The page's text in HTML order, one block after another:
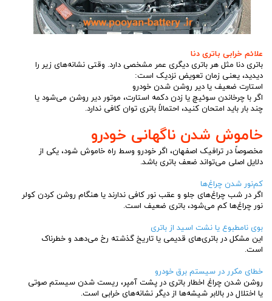
علائم خرابی باتری دنا
باتری دنا مثل هر باتری دیگری عمر مشخصی دارد. وقتی نشانه‌های زیر را
دیدید، یعنی زمان تعویض نزدیک است:
استارت ضعیف یا دیر روشن شدن خودرو
اگر با چرخاندن سوئیچ یا زدن دکمه استارت، موتور دیر روشن می‌شود یا
چند بار باید امتحان کنید، احتمالاً باتری توان کافی ندارد.
خاموش شدن ناگهانی خودرو
مخصوصاً در ترافیک اصفهان، اگر خودرو وسط راه خاموش شود، یکی از
دلایل اصلی می‌تواند ضعف باتری باشد.
کم‌نور شدن چراغ‌ها
اگر در شب چراغ‌های جلو و عقب نور کافی ندارند یا هنگام روشن کردن کولر
نور چراغ‌ها کم می‌شود، باتری ضعیف است.
بوی نامطبوع یا نشت اسید از باتری
این مشکل در باتری‌های قدیمی یا تاریخ گذشته رخ می‌دهد و خطرناک
است.
خطای مکرر در سیستم برق خودرو
روشن شدن چراغ اخطار باتری در پشت آمپر، ریست شدن سیستم صوتی
یا اختلال در بالابر شیشه‌ها از دیگر نشانه‌های خرابی است.